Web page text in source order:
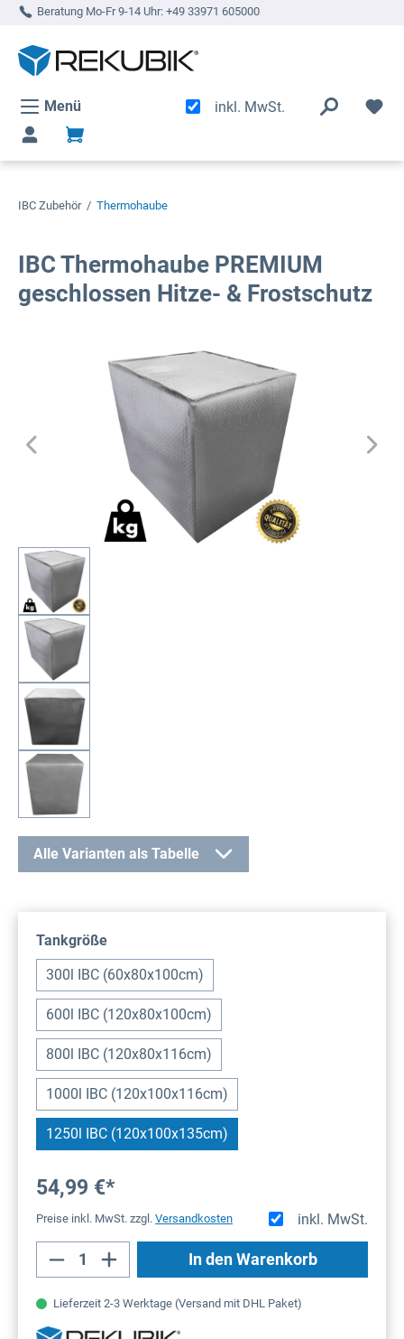
springen
Beratung Mo-Fr 9-14 Uhr: +49 33971 605000
Menü inkl. MwSt.
IBC Zubehör / Thermohaube
IBC Thermohaube PREMIUM
geschlossen Hitze- & Frostschutz
Alle Varianten als Tabelle
Tankgrößeauswählen
300l IBC (60x80x100cm)
600l IBC (120x80x100cm)
800l IBC (120x80x116cm)
1000l IBC (120x100x116cm)
1250l IBC (120x100x135cm)
54,99 €*
inkl. MwSt.
Preise inkl. MwSt. zzgl. Versandkosten
Produkt Anzahl: Gib den gewünschten
In den Warenkorb
Lieferzeit 2-3 Werktage (Versand mit DHL Paket)